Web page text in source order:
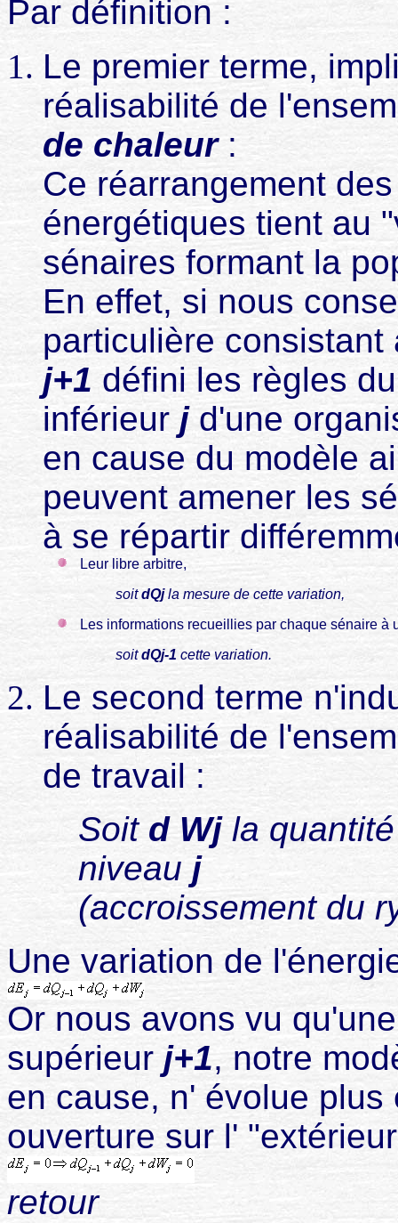
Par définition :
Le premier terme,
réalisabilité de
de chaleur:
Ce réarrangement
énergétiques tient au
sénaires formant la
En effet, si nous
particulière
j+1 défini les règles
inférieur j d'une
en cause du modèle
peuvent amener les
à se répartir
Leur libre arbitre,
soitdQjla mesure de cette variation,
Les informations recueillies par chaque sénaire à
soitdQj-1 cette variation.
Le second terme
réalisabilité de
de travail :
Soit d Wjla
niveau j
(accroissement du
Une variation de
Or nous avons vu
supérieur j+1, notre
en cause, n' évolue
ouverture sur l'
retour